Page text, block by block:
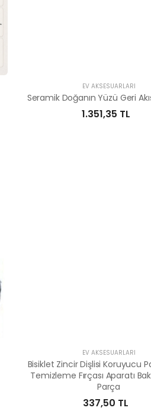
EV AKSESUARLARI
Seramik Doğanın Yüzü Geri
1.351,35 TL
EV AKSESUARLARI
Bisiklet Zincir Dişlisi Koruyucu
Temizleme Fırçası Aparatı
Parça
337,50 TL